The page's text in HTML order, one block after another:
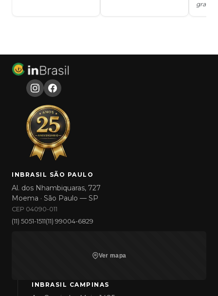
grata!!!
INBRASIL SÃO PAULO
Al. dos Nhambiquaras, 727
Moema · São Paulo — SP
CEP 04090-011
(11) 5051-1511(11) 99004-6829
Ver mapa
INBRASIL CAMPINAS